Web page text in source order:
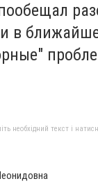
в
необхідний текст і